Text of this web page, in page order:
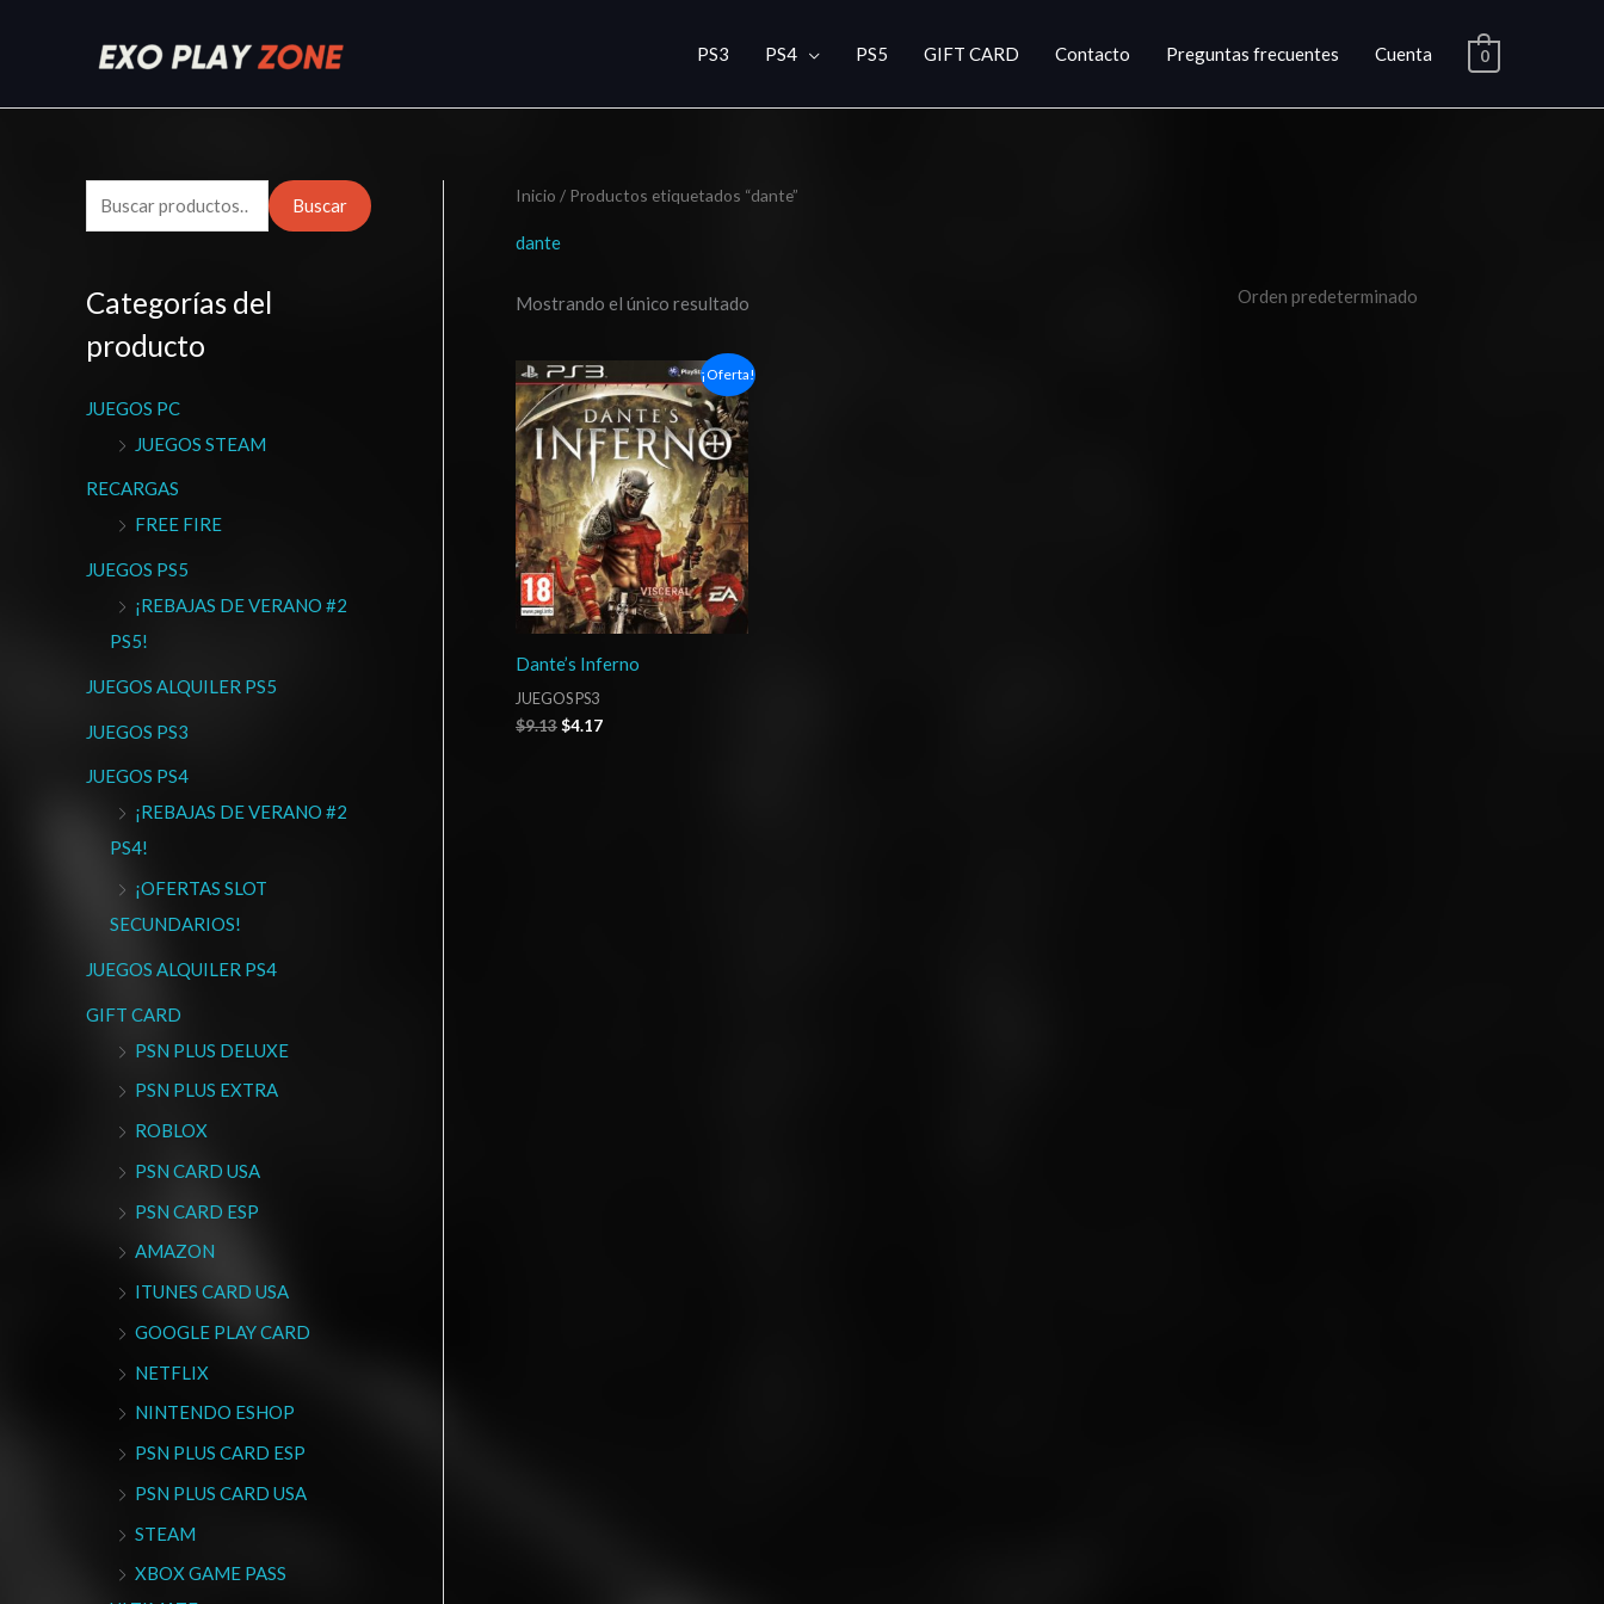
PS3 PS4 PS5 GIFT CARD Contacto Preguntas frecuentes Cuenta 0
u
c
a
p
r
Buscar
Categorías del
producto
JUEGOS PC
JUEGOS STEAM
RECARGAS
FREE FIRE
JUEGOS PS5
¡REBAJAS DE VERANO #2
PS5!
JUEGOS ALQUILER PS5
JUEGOS PS3
JUEGOS PS4
¡REBAJAS DE VERANO #2
PS4!
¡OFERTAS SLOT
SECUNDARIOS!
JUEGOS ALQUILER PS4
GIFT CARD
PSN PLUS DELUXE
PSN PLUS EXTRA
ROBLOX
PSN CARD USA
PSN CARD ESP
AMAZON
ITUNES CARD USA
GOOGLE PLAY CARD
NETFLIX
NINTENDO ESHOP
PSN PLUS CARD ESP
PSN PLUS CARD USA
STEAM
XBOX GAME PASS
Inicio / Productos etiquetados “dante”
dante
Mostrando el único resultado
¡Oferta!
Dante’s Inferno
JUEGOS PS3
$9.13
El
precio
original
era:
$9.13.
$4.17
El
precio
actual
es:
$4.17.